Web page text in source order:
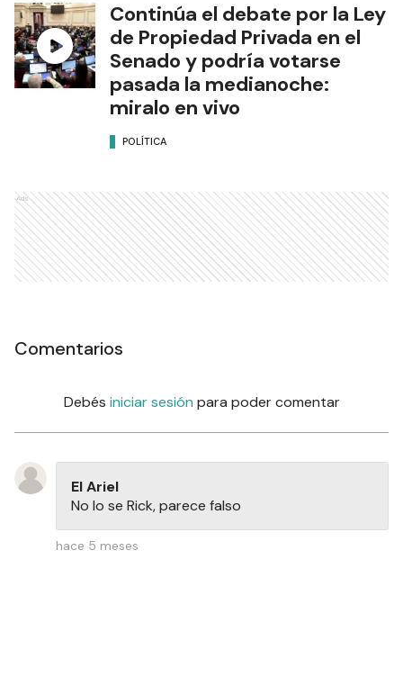
Continúa el debate por la Ley
de Propiedad Privada en el
Senado y podría votarse
pasada la medianoche:
miralo en vivo
POLÍTICA
Ads
Comentarios
Debés iniciar sesión para poder comentar
El Ariel
No lo se Rick, parece falso
hace 5 meses